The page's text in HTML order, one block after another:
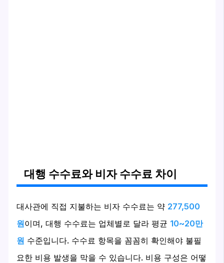
대행 수수료와 비자 수수료 차이
대사관에 직접 지불하는 비자 수수료는 약 277,500
원이며, 대행 수수료는 업체별로 달라 평균 10~20만
원 수준입니다. 수수료 항목을 꼼꼼히 확인해야 불필
요한 비용 발생을 막을 수 있습니다. 비용 구성은 어떻